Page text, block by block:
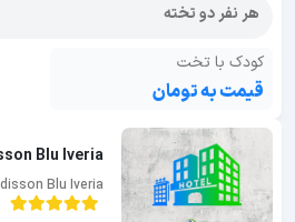
هر نفر دو تخته
کودک با تخت
قیمت به تومان
Blu Iveria
Blu Iveria